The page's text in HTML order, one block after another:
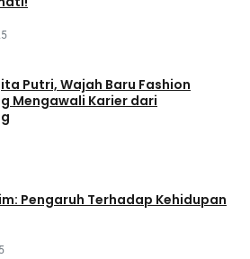
Putri, Wajah Baru Fashion
Mengawali Karier dari
Pengaruh Terhadap Kehidupan